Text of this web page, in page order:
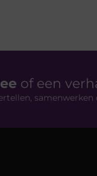
of een